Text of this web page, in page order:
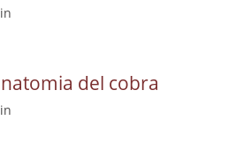
del cobra